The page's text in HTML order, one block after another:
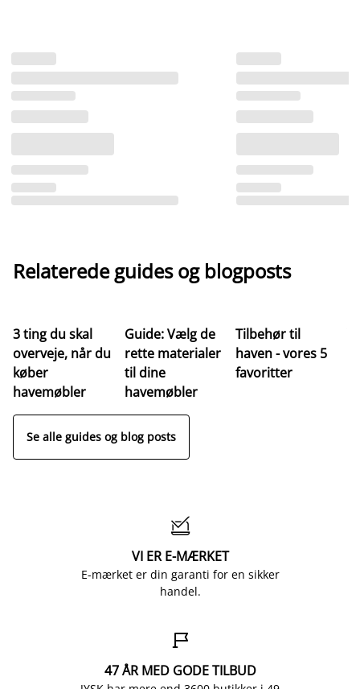
Relaterede guides og blogposts
3 ting du skal
overveje, når du
køber
havemøbler
Guide: Vælg de
rette materialer
til dine
havemøbler
Tilbehør til
haven - vores 5
favoritter
Se alle guides og blog posts

VI ER E-MÆRKET
E-mærket er din garanti for en sikker
handel.

47 ÅR MED GODE TILBUD